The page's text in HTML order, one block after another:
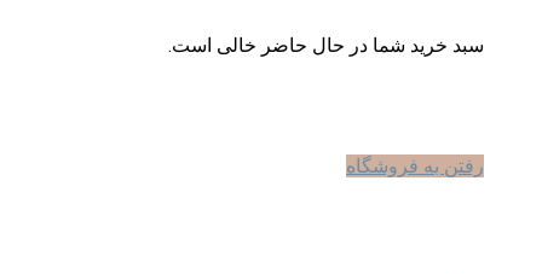
سبد خرید شما در حال حاضر خالی است.
رفتن به فروشگاه